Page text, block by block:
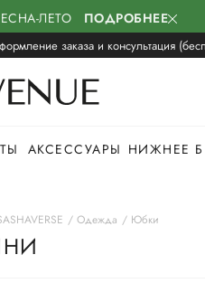
ЛЕТО ПОДРОБНЕЕ
заказа и консультация
АКСЕССУАРЫ НИЖНЕЕ
Одежда Юбки